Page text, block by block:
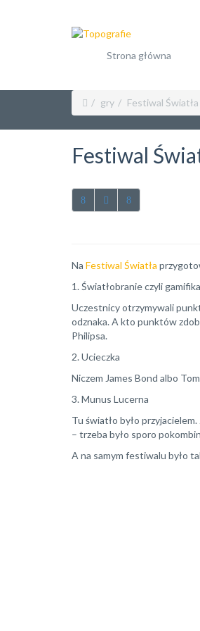
Strona główna
gry Festiwal
Festiwal
Na Festiwal Światła
1. Światłobranie czyli
Uczestnicy otrzymywali
odznaka. A kto punktów
Philipsa.
2. Ucieczka
Niczem James Bond albo
3. Munus Lucerna
Tu światło było
– trzeba było sporo
A na samym festiwalu było